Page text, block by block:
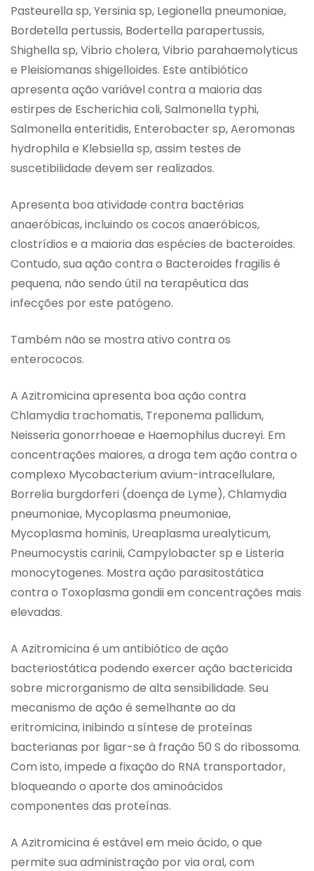
Pasteurella sp, Yersinia sp, Legionella pneumoniae,
Bordetella pertussis, Bodertella parapertussis,
Shighella sp, Vibrio cholera, Vibrio parahaemolyticus
e Pleisiomanas shigelloides. Este antibiótico
apresenta ação variável contra a maioria das
estirpes de Escherichia coli, Salmonella typhi,
Salmonella enteritidis, Enterobacter sp, Aeromonas
hydrophila e Klebsiella sp, assim testes de
suscetibilidade devem ser realizados.
Apresenta boa atividade contra bactérias
anaeróbicas, incluindo os cocos anaeróbicos,
clostrídios e a maioria das espécies de bacteroides.
Contudo, sua ação contra o Bacteroides fragilis é
pequena, não sendo útil na terapêutica das
infecções por este patógeno.
Também não se mostra ativo contra os
enterococos.
A Azitromicina apresenta boa ação contra
Chlamydia trachomatis, Treponema pallidum,
Neisseria gonorrhoeae e Haemophilus ducreyi. Em
concentrações maiores, a droga tem ação contra o
complexo Mycobacterium avium-intracellulare,
Borrelia burgdorferi (doença de Lyme), Chlamydia
pneumoniae, Mycoplasma pneumoniae,
Mycoplasma hominis, Ureaplasma urealyticum,
Pneumocystis carinii, Campylobacter sp e Listeria
monocytogenes. Mostra ação parasitostática
contra o Toxoplasma gondii em concentrações mais
elevadas.
A Azitromicina é um antibiótico de ação
bacteriostática podendo exercer ação bactericida
sobre microrganismo de alta sensibilidade. Seu
mecanismo de ação é semelhante ao da
eritromicina, inibindo a síntese de proteínas
bacterianas por ligar-se à fração 50 S do ribossoma.
Com isto, impede a fixação do RNA transportador,
bloqueando o aporte dos aminoácidos
componentes das proteínas.
A Azitromicina é estável em meio ácido, o que
permite sua administração por via oral, com